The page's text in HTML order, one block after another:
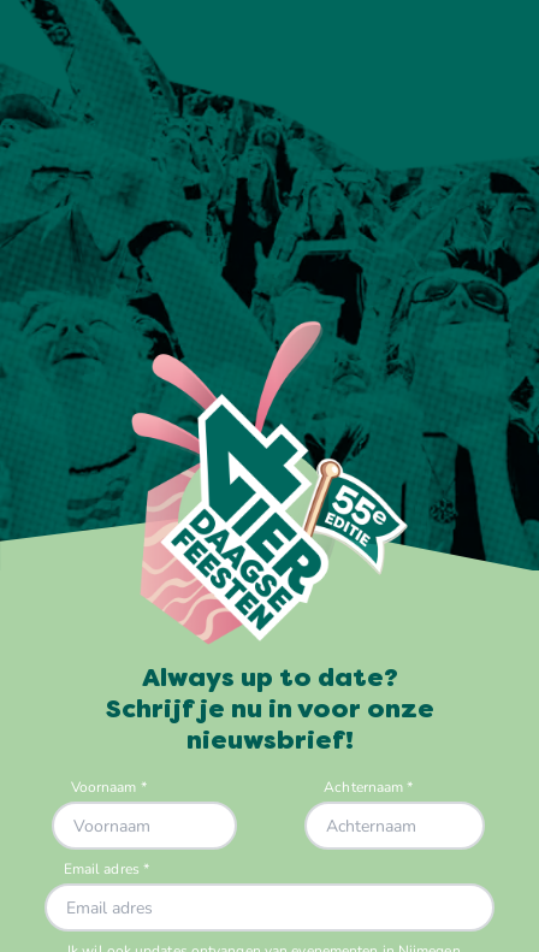
Always up to date?
Schrijf je nu in voor onze
nieuwsbrief!